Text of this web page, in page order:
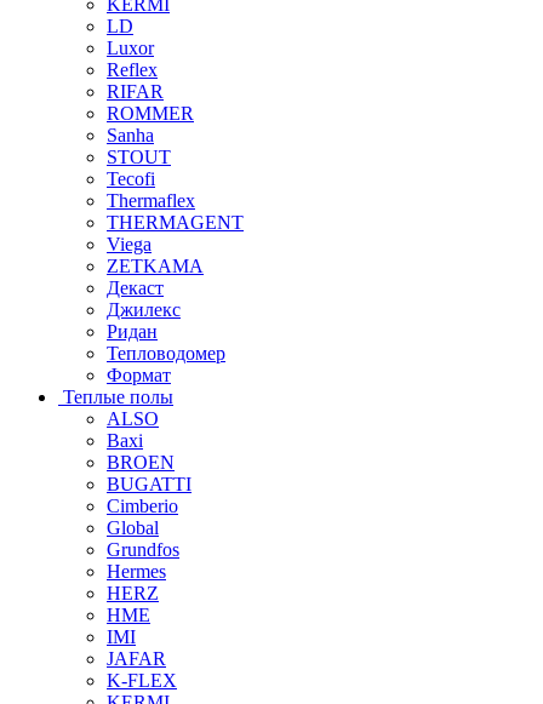
LD
Luxor
Reflex
RIFAR
ROMMER
Sanha
STOUT
Tecofi
Thermaflex
THERMAGENT
Viega
ZETKAMA
Декаст
Джилекс
Ридан
Тепловодомер
Формат
Теплые полы
ALSO
Baxi
BROEN
BUGATTI
Cimberio
Global
Grundfos
Hermes
HERZ
HME
IMI
JAFAR
K-FLEX